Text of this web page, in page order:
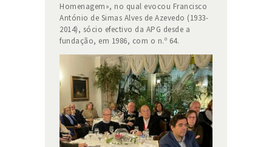
Homenagem», no qual evocou Francisco
António de Simas Alves de Azevedo (1933-
2014), sócio efectivo da APG desde a
fundação, em 1986, com o n.º 64.